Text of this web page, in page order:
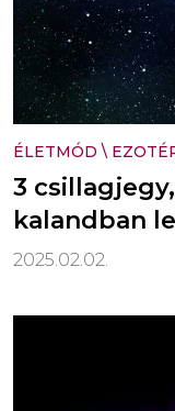
ÉLETMÓD \
3
kalandban
2025.02.02.